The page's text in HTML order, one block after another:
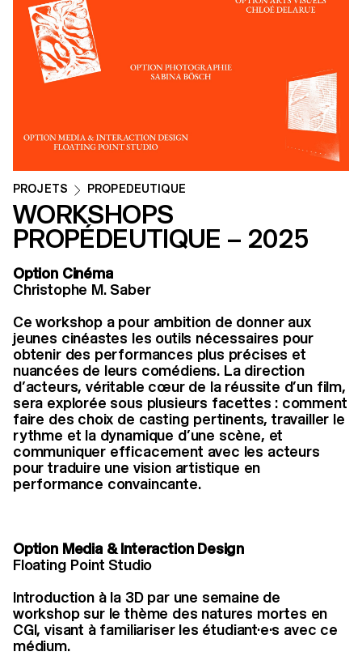
PROJETS PROPEDEUTIQUE
WORKSHOPS
PROPÉDEUTIQUE – 2025
Option Cinéma
Christophe M. Saber
Ce workshop a pour ambition de donner aux
jeunes cinéastes les outils nécessaires pour
obtenir des performances plus précises et
nuancées de leurs comédiens. La direction
d’acteurs, véritable cœur de la réussite d’un film,
sera explorée sous plusieurs facettes : comment
faire des choix de casting pertinents, travailler le
rythme et la dynamique d’une scène, et
communiquer efficacement avec les acteurs
pour traduire une vision artistique en
performance convaincante.
Option Media & Interaction Design
Floating Point Studio
Introduction à la 3D par une semaine de
workshop sur le thème des natures mortes en
CGI, visant à familiariser les étudiant·e·s avec ce
médium.